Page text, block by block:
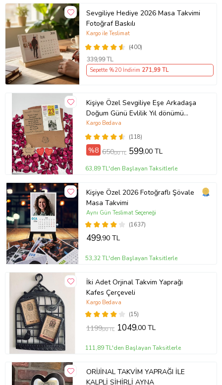
Sevgiliye Hediye 2026 Masa Takvimi
Fotoğraf Baskılı
(400)
Kargo ile Teslimat
339,99 TL
Sepette %20 İndirim 271,99 TL
Kişiye Özel Sevgiliye Eşe Arkadaşa
Doğum Günü Evlilik Yıl dönümü
Fotoğraflı Hediye Takvim Yaprağı
NOSTALJİK ZARFLI
(118)
Kargo Bedava
%8 650,00 TL 599,00 TL
63,89 TL'den Başlayan Taksitlerle
Kişiye Özel 2026 Fotoğraflı Şövale
Masa Takvimi
(1637)
Aynı Gün Teslimat Seçeneği
499,90 TL
53,32 TL'den Başlayan Taksitlerle
İki Adet Orjinal Takvim Yaprağı
Kafes Çerçeveli
(15)
Kargo Bedava
1199,00 TL 1049,00 TL
111,89 TL'den Başlayan Taksitlerle
ORİJİNAL TAKVİM YAPRAĞI İLE
KALPLİ SİHİRLİ AYNA